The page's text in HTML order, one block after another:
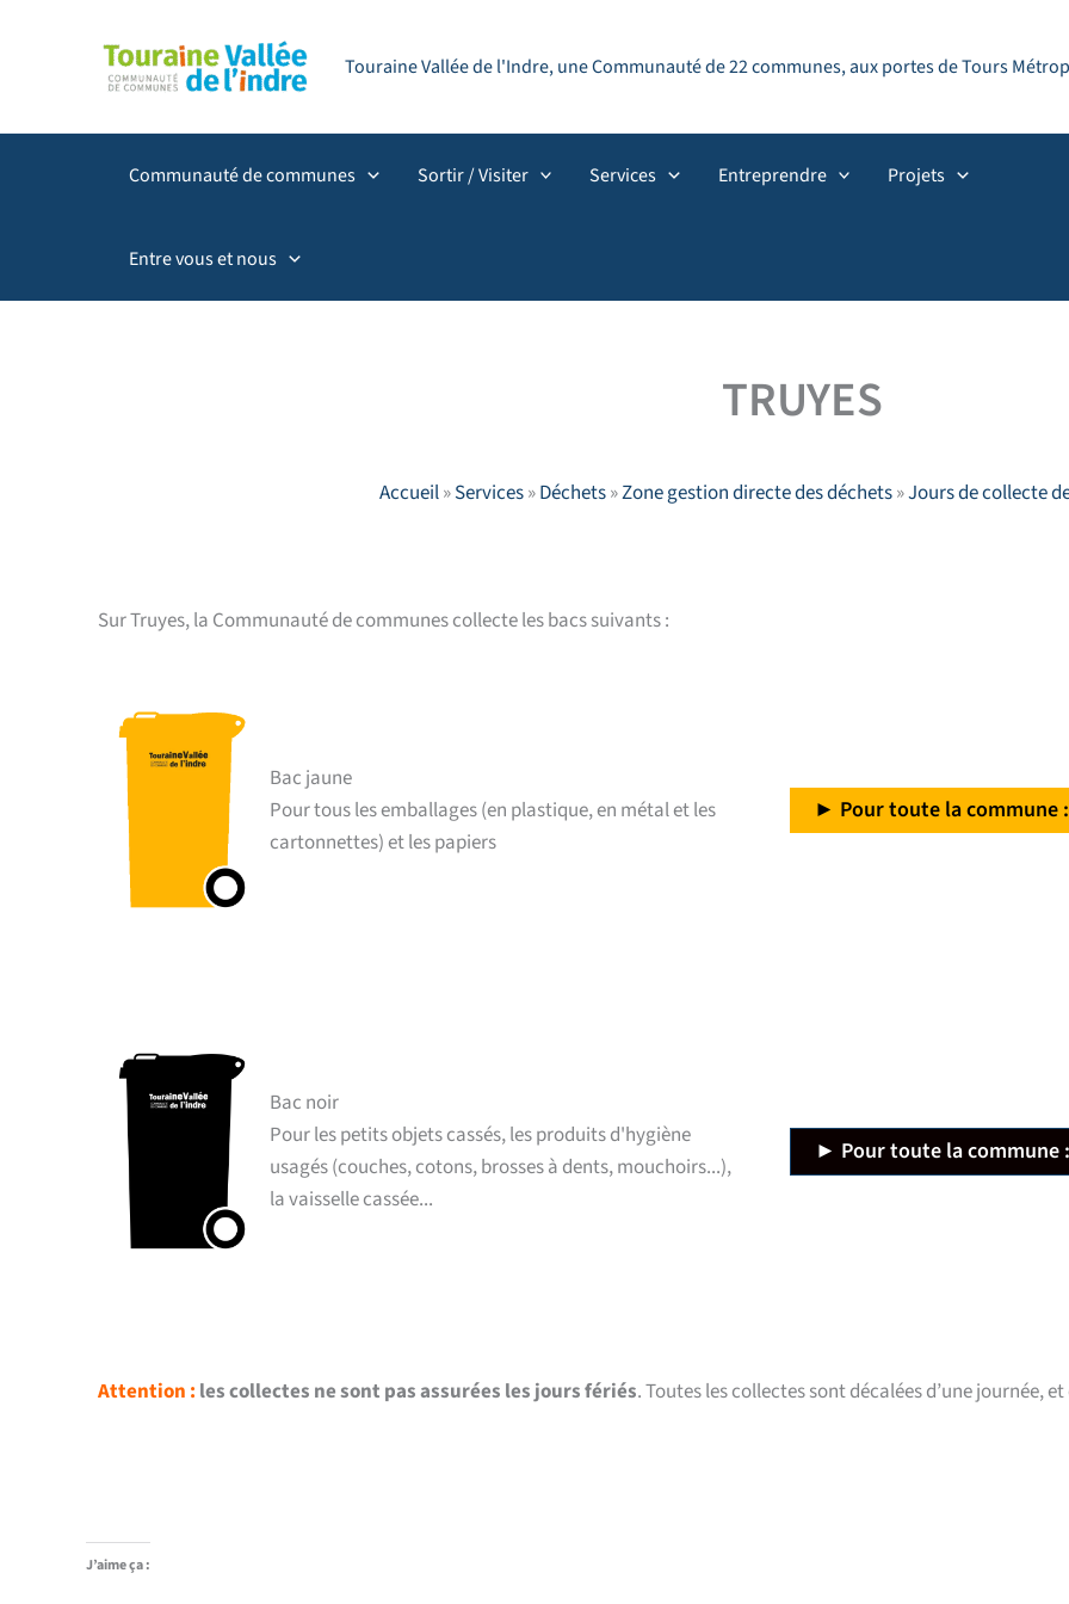
Touraine Vallée de l'Indre, une Communauté de 22 communes, aux portes de Tours
Communauté de communes Sortir / Visiter Services Entreprendre Projets
Entre vous et nous
TRUYES
Accueil»Services»Déchets»Zone gestion directe des déchets»Jours de collecte
Sur Truyes, la Communauté de communes collecte les bacs suivants :
Bac jaune
Pour tous les emballages (en plastique, en métal et les
cartonnettes) et les papiers
► Pour toute la commune :
Bac noir
Pour les petits objets cassés, les produits d'hygiène
usagés (couches, cotons, brosses à dents, mouchoirs...),
la vaisselle cassée...
► Pour toute la commune :
Attention : les collectes ne sont pas assurées les jours fériés. Toutes les collectes sont décalées d’une journée,
J’aime ça :